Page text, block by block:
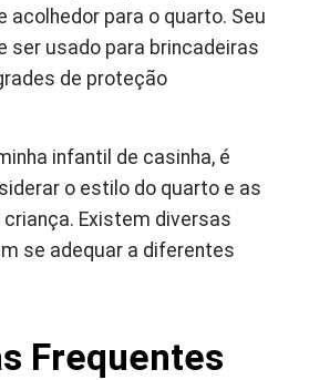
acolhedor para o quarto. Seu
ser usado para brincadeiras
de proteção
infantil de casinha, é
o estilo do quarto e as
Existem diversas
se adequar a diferentes
Frequentes